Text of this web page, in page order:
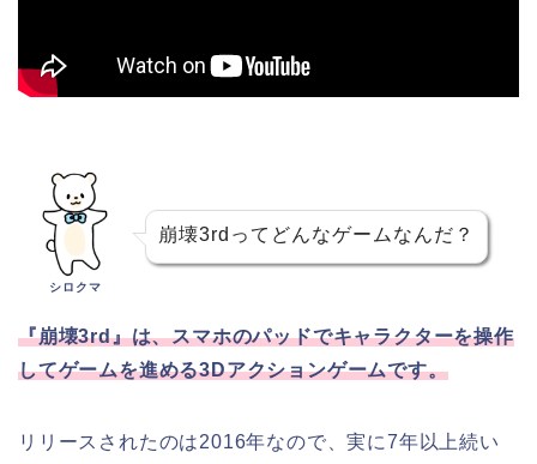
シロクマ
崩壊3rdってどんなゲームなんだ？
『崩壊3rd』は、スマホのパッドでキャラクターを操作
してゲームを進める3Dアクションゲームです。
リリースされたのは2016年なので、実に7年以上続い